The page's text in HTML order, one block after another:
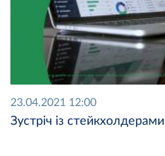
23.04.2021 12:00
Зустріч із стейкхолдерами